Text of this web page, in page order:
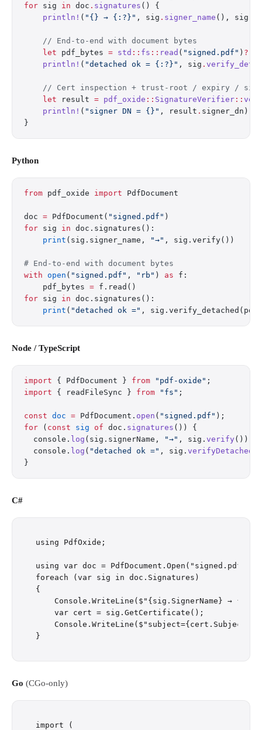
for sig in doc . signatures () {
    println!
( "{} → {:?}" , sig . signer_name (), sig
    // End-to-end with document bytes
    let
pdf_bytes = std :: fs :: read ( "signed.pdf" ) ?
    println!
( "detached ok = {:?}" , sig .
// Cert inspection + trust-root / expiry /
    let
result = pdf_oxide :: SignatureVerifier ::
    println!
( "signer DN = {}" , result . signer_dn);
}
Python
from pdf_oxide import PdfDocument
doc = PdfDocument( "signed.pdf" )
for sig in doc.signatures():
    print
(sig.signer_name, "→" , sig.verify())
# End-to-end with document bytes
with open ( "signed.pdf" , "rb" ) as f:
    pdf_bytes
= f.read()
for sig in doc.signatures():
    print
( "detached ok =" ,
Node / TypeScript
import { PdfDocument } from "pdf-oxide" ;
import { readFileSync } from "fs" ;
const doc = PdfDocument. open ( "signed.pdf" );
for ( const sig of doc. signatures ()) {
  console.
log (sig.signerName, "→" , sig. verify ());
  console.
log ( "detached ok =" , sig. verifyDetached
}
C#
using PdfOxide;
using var doc = PdfDocument.Open("signed.pdf");
foreach (var sig in doc.Signatures)
{
Console.WriteLine($"{sig.SignerName} →
    var cert = sig.GetCertificate();
Console.WriteLine($"subject={cert.Subject}
Go (CGo-only)
import (